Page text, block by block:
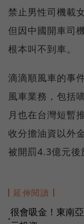
禁止男性司機載
但因中國開車司
根本叫不到車。
滴滴順風車的事
風車業務，包括
月也在台灣短暫
收分擔油資以外
被開罰4.3億元後
延伸閱讀
●
很會吸金！東南